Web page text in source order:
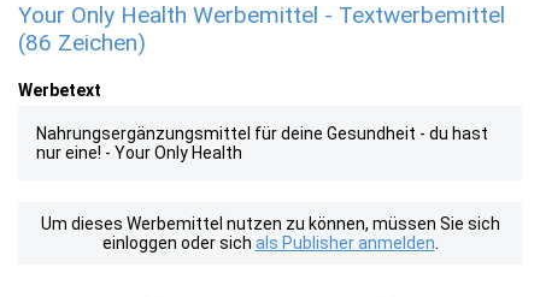
Your Only Health Werbemittel - Textwerbemittel
(86 Zeichen)
Werbetext
Nahrungsergänzungsmittel für deine Gesundheit - du hast
nur eine! - Your Only Health
Um dieses Werbemittel nutzen zu können, müssen Sie sich
einloggen oder sich als Publisher anmelden